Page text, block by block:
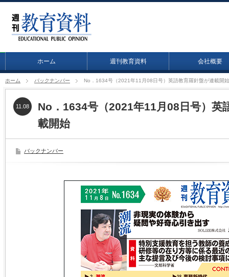
ホーム 週刊教育資料 会社概要
ホーム バックナンバー No．1634号（2021年11月08日号）英語教育羅針盤が連載開始
No．1634号（2021年11月08日号）英
載開始
11.08
バックナンバー